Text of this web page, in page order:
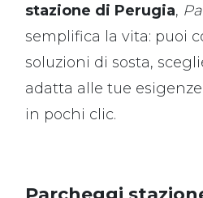
stazione di Perugia,
semplifica la vita: puoi
soluzioni di sosta,
adatta alle tue
in pochi clic.